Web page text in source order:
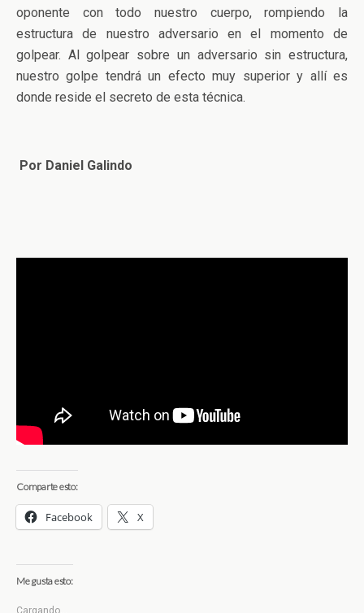
oponente con todo nuestro cuerpo, rompiendo la
estructura de nuestro adversario en el momento de
golpear. Al golpear sobre un adversario sin estructura,
nuestro golpe tendrá un efecto muy superior y allí es
donde reside el secreto de esta técnica.
Por Daniel Galindo
Comparte esto:
Facebook X
Me gusta esto:
Cargando...